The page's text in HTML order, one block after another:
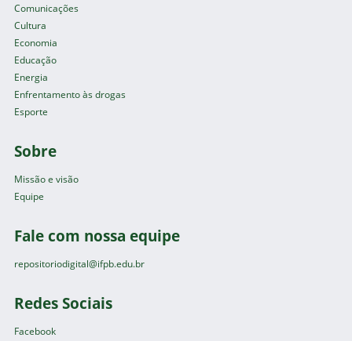
Comunicações
Cultura
Economia
Educação
Energia
Enfrentamento às drogas
Esporte
Sobre
Missão e visão
Equipe
Fale com nossa equipe
repositoriodigital@ifpb.edu.br
Redes Sociais
Facebook